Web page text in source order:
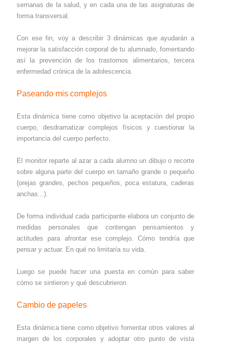
semanas de la salud, y en cada una de las asignaturas de
forma transversal.
Con ese fin, voy a describir 3 dinámicas que ayudarán a
mejorar la satisfacción corporal de tu alumnado, fomentando
así la prevención de los trastornos alimentarios, tercera
enfermedad crónica de la adolescencia.
Paseando mis complejos
Esta dinámica tiene como objetivo la aceptación del propio
cuerpo, desdramatizar complejos físicos y cuestionar la
importancia del cuerpo perfecto.
El monitor reparte al azar a cada alumno un dibujo o recorte
sobre alguna parte del cuerpo en tamaño grande o pequeño
(orejas grandes, pechos pequeños, poca estatura, caderas
anchas...).
De forma individual cada participante elabora un conjunto de
medidas personales que contengan pensamientos y
actitudes para afrontar ese complejo. Cómo tendría que
pensar y actuar. En qué no limitaría su vida.
Luego se puede hacer una puesta en común para saber
cómo se sintieron y qué descubrieron.
Cambio de papeles
Esta dinámica tiene como objetivo fomentar otros valores al
margen de los corporales y adoptar otro punto de vista